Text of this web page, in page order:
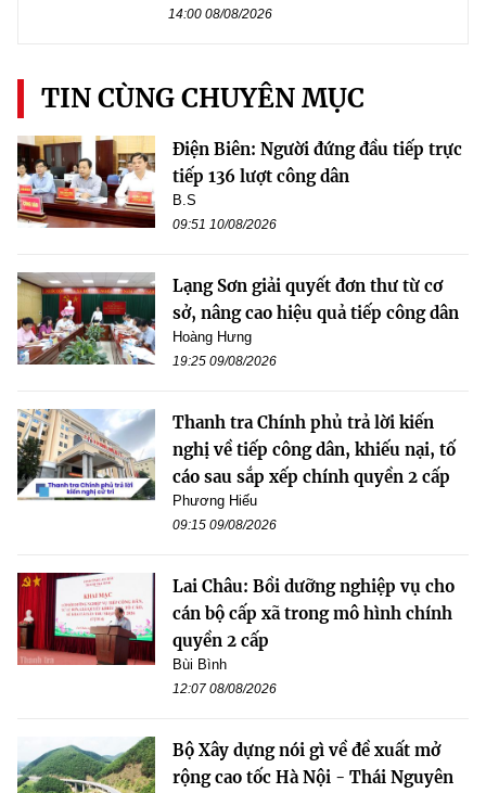
14:00 08/08/2026
TIN CÙNG CHUYÊN MỤC
Điện Biên: Người đứng đầu tiếp trực
tiếp 136 lượt công dân
B.S
09:51 10/08/2026
Lạng Sơn giải quyết đơn thư từ cơ
sở, nâng cao hiệu quả tiếp công dân
Hoàng Hưng
19:25 09/08/2026
Thanh tra Chính phủ trả lời kiến
nghị về tiếp công dân, khiếu nại, tố
cáo sau sắp xếp chính quyền 2 cấp
Phương Hiếu
09:15 09/08/2026
Lai Châu: Bồi dưỡng nghiệp vụ cho
cán bộ cấp xã trong mô hình chính
quyền 2 cấp
Bùi Bình
12:07 08/08/2026
Bộ Xây dựng nói gì về đề xuất mở
rộng cao tốc Hà Nội - Thái Nguyên